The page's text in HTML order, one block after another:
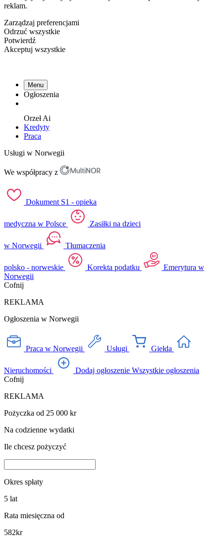
reklam.
Zarządzaj preferencjami
Odrzuć wszystkie
Potwierdź
Akceptuj wszystkie
Menu
Ogłoszenia
OrzełAi
Kredyty
Praca
Usługi w Norwegii
We współpracy z
Dokument S1 - opieka
medyczna w Polsce Zasiłki na dzieci
w Norwegii Tłumaczenia
polsko - norweskie Korekta podatku
Emerytura w
Norwegii
Cofnij
REKLAMA
Ogłoszenia w Norwegii
Praca w Norwegii Usługi Giełda
Nieruchomości Dodaj ogłoszenie Wszystkie ogłoszenia
Cofnij
REKLAMA
Pożyczka od 25 000 kr
Na codzienne wydatki
Ile chcesz pożyczyć
Okres spłaty
5 lat
Rata miesięczna od
582kr